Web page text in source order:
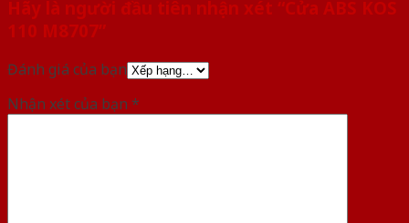
Hãy là người đầu tiên nhận xét “Cửa ABS KOS
110 M8707”
Đánh giá của bạn
Nhận xét của bạn *